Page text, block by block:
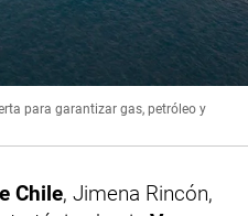
para garantizar gas, petróleo y
Chile, Jimena Rincón,